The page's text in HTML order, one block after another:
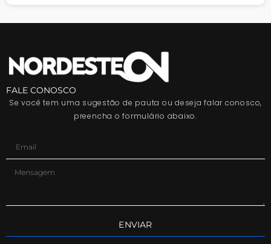
FALE CONOSCO
Se você tem uma sugestão de pauta ou deseja falar conosco,
preencha o formulário abaixo.
ENVIAR